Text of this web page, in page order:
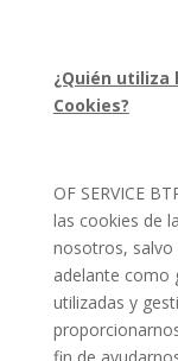
¿Quién utiliza
Cookies?
OF SERVICE
las cookies de
nosotros, salvo
adelante como
utilizadas y